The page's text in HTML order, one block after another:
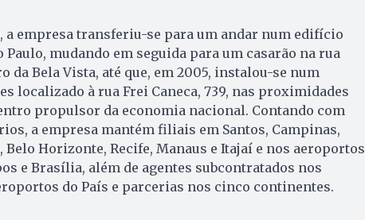
a empresa transferiu-se para um andar num edifício
Paulo, mudando em seguida para um casarão na rua
da Bela Vista, até que, em 2005, instalou-se num
localizado à rua Frei Caneca, 739, nas proximidades
propulsor da economia nacional. Contando com
a empresa mantém filiais em Santos, Campinas,
Belo Horizonte, Recife, Manaus e Itajaí e nos aeroportos
e Brasília, além de agentes subcontratados nos
do País e parcerias nos cinco continentes.